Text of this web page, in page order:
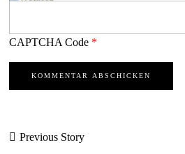
CAPTCHA Code *
Beitragsnavigation
Previous Story